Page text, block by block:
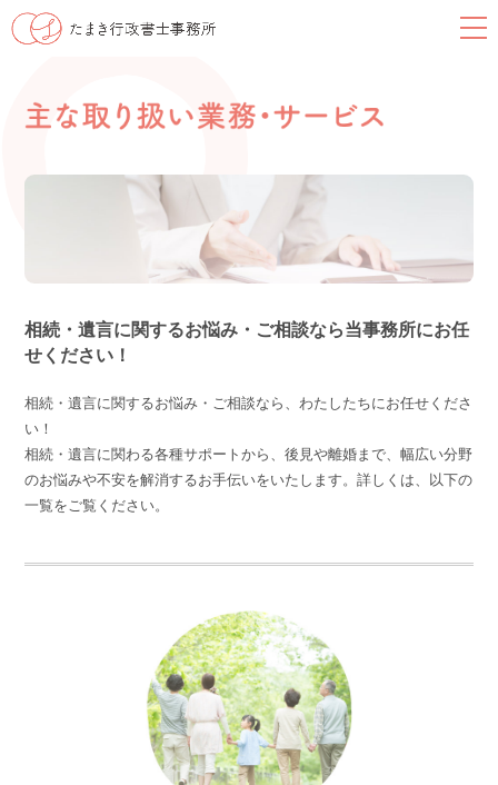
相続・遺言に関するお悩み・ご相談なら当事務所にお任
せください！
相続・遺言に関するお悩み・ご相談なら、わたしたちにお任せくださ
い！
相続・遺言に関わる各種サポートから、後見や離婚まで、幅広い分野
のお悩みや不安を解消するお手伝いをいたします。詳しくは、以下の
一覧をご覧ください。